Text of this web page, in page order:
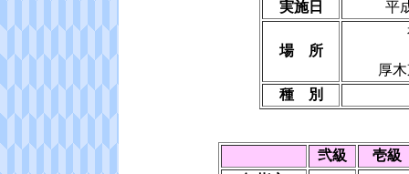
実施日 平
場 所
厚
種 別
弐級
壱級